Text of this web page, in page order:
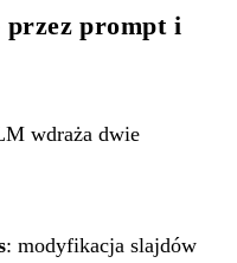
prompt i
wdraża dwie
: modyfikacja slajdów